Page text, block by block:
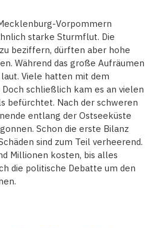
Vorpommern
starke Sturmflut. Die
beziffern, dürften aber hohe
Während das große Aufräumen
Viele hatten mit dem
schließlich kam es an vielen
befürchtet. Nach der schweren
entlang der Ostseeküste
Schon die erste Bilanz
sind zum Teil verheerend.
Millionen kosten, bis alles
die politische Debatte um den